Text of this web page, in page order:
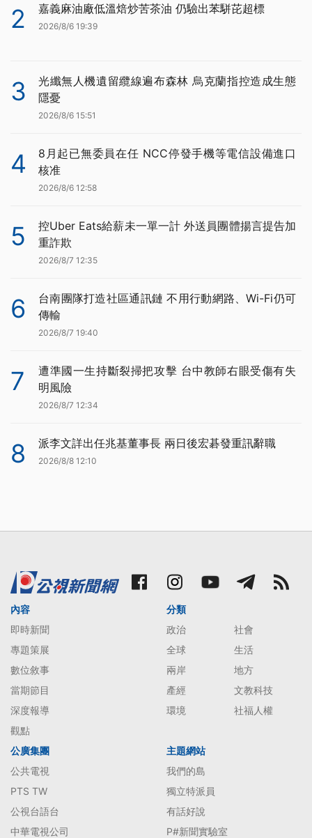
2 嘉義麻油廠低溫焙炒苦茶油 仍驗出苯駢芘超標
2026/8/6 19:39
3
光纖無人機遺留纜線遍布森林 烏克蘭指控造成生態
隱憂
2026/8/6 15:51
4
8月起已無委員在任 NCC停發手機等電信設備進口
核准
2026/8/6 12:58
5
控Uber Eats給薪未一單一計 外送員團體揚言提告加
重詐欺
2026/8/7 12:35
6
台南團隊打造社區通訊鏈 不用行動網路、Wi-Fi仍可
傳輸
2026/8/7 19:40
7
遭準國一生持斷裂掃把攻擊 台中教師右眼受傷有失
明風險
2026/8/7 12:34
8 派李文詳出任兆基董事長 兩日後宏碁發重訊辭職
2026/8/8 12:10
內容
即時新聞
專題策展
數位敘事
當期節目
深度報導
觀點
分類
政治
社會
全球
生活
兩岸
地方
產經
文教科技
環境
社福人權
公廣集團
公共電視
PTS TW
公視台語台
中華電視公司
主題網站
我們的島
獨立特派員
有話好說
P#新聞實驗室